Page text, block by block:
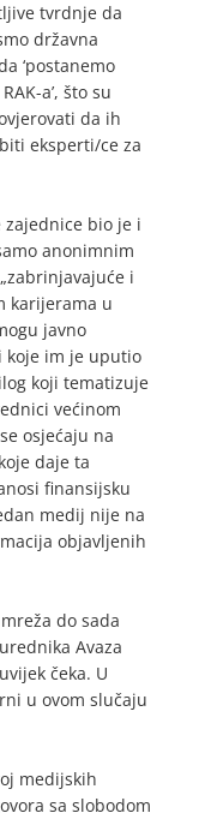
tvrdnje da
državna
‘postanemo
a’, što su
da ih
eksperti/ce za
zajednice bio je i
anonimnim
i
karijerama u
javno
koje im je uputio
koji tematizuje
većinom
osjećaju na
daje ta
finansijsku
medij nije na
objavljenih
do sada
Avaza
čeka. U
u ovom slučaju
medijskih
sa slobodom